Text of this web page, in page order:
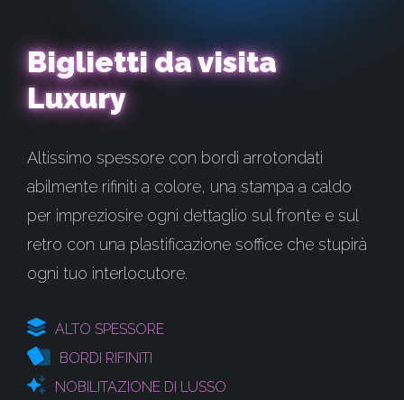
Biglietti da visita
Luxury
Altissimo spessore con bordi arrotondati
abilmente rifiniti a colore, una stampa a caldo
per impreziosire ogni dettaglio sul fronte e sul
retro con una plastificazione soffice che stupirà
ogni tuo interlocutore.
ALTO SPESSORE
BORDI RIFINITI
NOBILITAZIONE DI LUSSO